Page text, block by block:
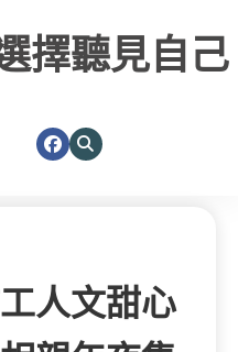
擇聽見自己
人文甜心